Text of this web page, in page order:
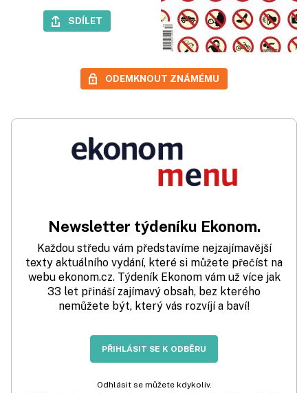
SDÍLET
ODEMKNOUT ZNÁMÉMU
Newsletter týdeníku Ekonom.
Každou středu vám představíme nejzajímavější
texty aktuálního vydání, které si můžete přečíst na
webu ekonom.cz. Týdeník Ekonom vám už více jak
33 let přináší zajímavý obsah, bez kterého
nemůžete být, který vás rozvíjí a baví!
PŘIHLÁSIT SE K ODBĚRU
Odhlásit se můžete kdykoliv.